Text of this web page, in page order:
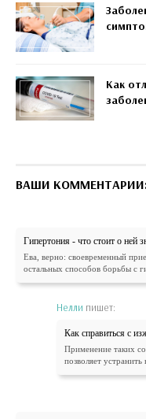
Как
ВАШИ
Гипертония - что стоит о ней
Ева, верно: своевременный
остальных способов борьбы с
Нелли пишет:
Как справиться с
Применение таких
позволяет